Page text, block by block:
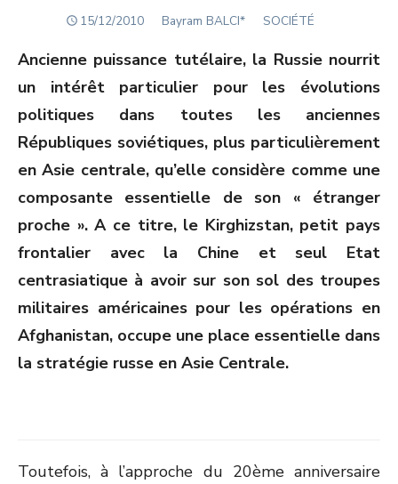
POSTED
15/12/2010 Author
Bayram BALCI* SOCIÉTÉ
Ancienne puissance tutélaire, la Russie nourrit
un intérêt particulier pour les évolutions
politiques dans toutes les anciennes
Républiques soviétiques, plus particulièrement
en Asie centrale, qu’elle considère comme une
composante essentielle de son « étranger
proche ». A ce titre, le Kirghizstan, petit pays
frontalier avec la Chine et seul Etat
centrasiatique à avoir sur son sol des troupes
militaires américaines pour les opérations en
Afghanistan, occupe une place essentielle dans
la stratégie russe en Asie Centrale.
Toutefois, à l’approche du 20èmeanniversaire